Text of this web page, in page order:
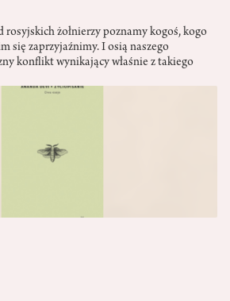
rosyjskich żołnierzy poznamy kogoś, kogo
się zaprzyjaźnimy. I osią naszego
konflikt wynikający właśnie z takiego